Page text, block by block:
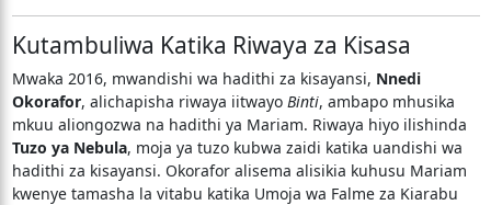
Kutambuliwa Katika Riwaya za Kisasa
Mwaka 2016, mwandishi wa hadithi za kisayansi, Nnedi
Okorafor, alichapisha riwaya iitwayo Binti, ambapo mhusika
mkuu aliongozwa na hadithi ya Mariam. Riwaya hiyo ilishinda
Tuzo ya Nebula, moja ya tuzo kubwa zaidi katika uandishi wa
hadithi za kisayansi. Okorafor alisema alisikia kuhusu Mariam
kwenye tamasha la vitabu katika Umoja wa Falme za Kiarabu